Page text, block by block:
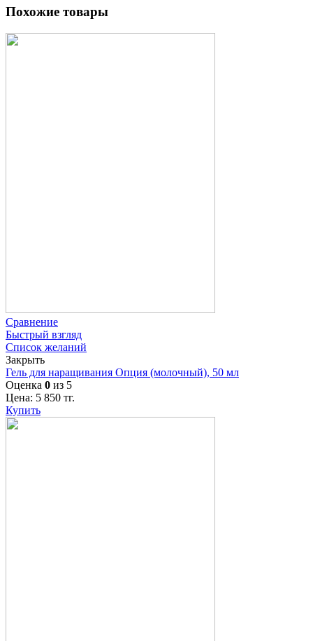
Похожие товары
Сравнение
Быстрый взгляд
Список желаний
Закрыть
Гель для наращивания Опция (молочный), 50 мл
Оценка 0 из 5
Цена: 5 850 тг.
Купить